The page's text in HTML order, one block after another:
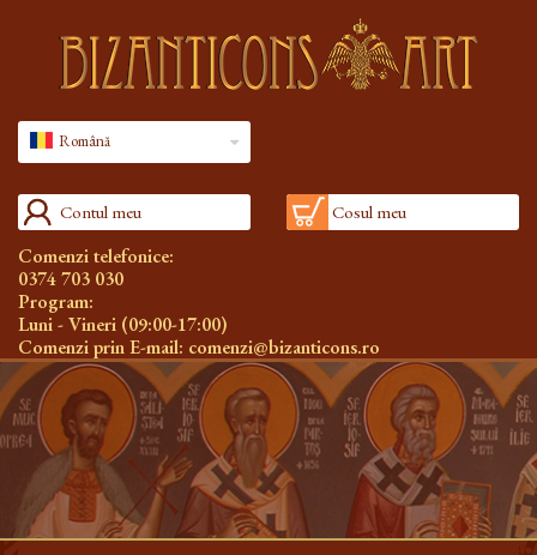
Română
Contul meu Cosul meu
Comenzi telefonice:
0374 703 030
Program:
Luni - Vineri (09:00-17:00)
Comenzi prin E-mail: comenzi@bizanticons.ro